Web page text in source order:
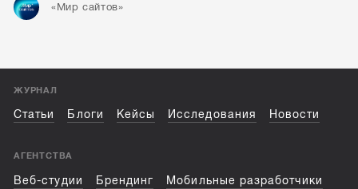
«Мир сайтов»
ЖУРНАЛ
Статьи Блоги Кейсы Исследования Новости
АГЕНТСТВА
Веб-студии Брендинг
Мобильные разработчики